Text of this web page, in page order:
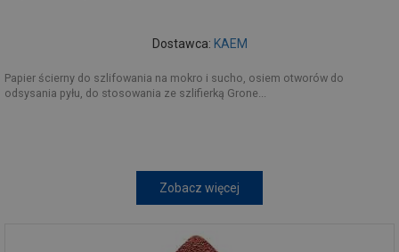
Dostawca: KAEM
Papier ścierny do szlifowania na mokro i sucho, osiem otworów do
odsysania pyłu, do stosowania ze szlifierką Grone...
Zobacz więcej